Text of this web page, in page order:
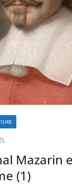
Mazarin
(1)